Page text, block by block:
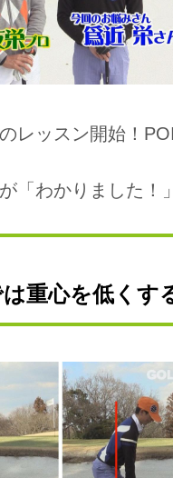
レッスン開始！
「わかりました！」
重心を低くす